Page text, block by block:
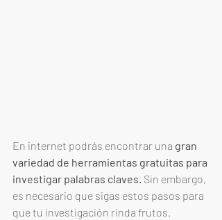
En internet podrás encontrar una gran
variedad de herramientas gratuitas para
investigar palabras claves. Sin embargo,
es necesario que sigas estos pasos para
que tu investigación rinda frutos.